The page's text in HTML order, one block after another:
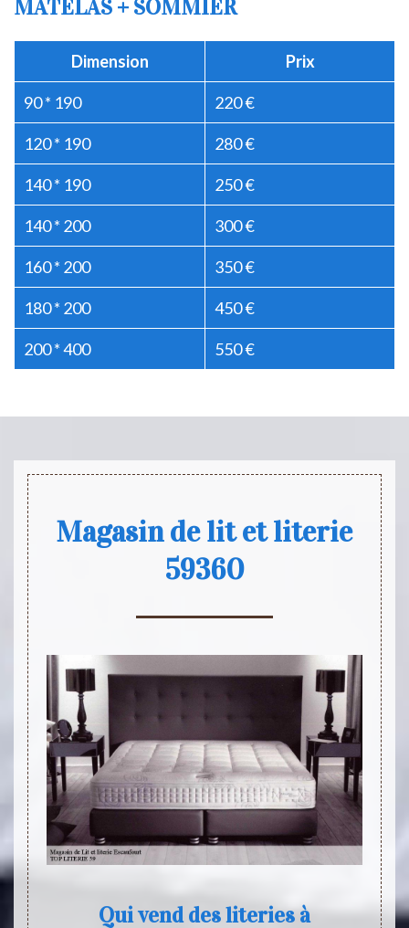
MATELAS + SOMMIER
Dimension Prix
90 * 190 220 €
120 * 190 280 €
140 * 190 250 €
140 * 200 300 €
160 * 200 350 €
180 * 200 450 €
200 * 400 550 €
Magasin de lit et literie
59360
Qui vend des literies à